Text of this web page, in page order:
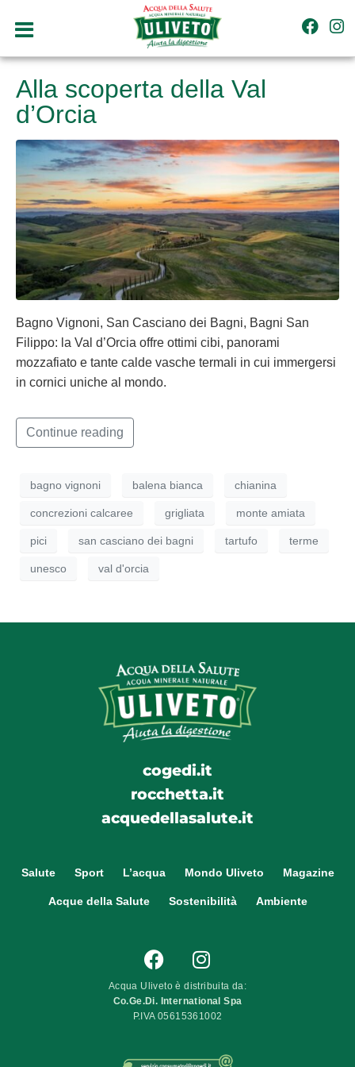
Alla scoperta della Val
d’Orcia
Bagno Vignoni, San Casciano dei Bagni, Bagni San
Filippo: la Val d’Orcia offre ottimi cibi, panorami
mozzafiato e tante calde vasche termali in cui immergersi
in cornici uniche al mondo.
Continue reading
bagno vignoni balena bianca chianina
concrezioni calcaree grigliata monte amiata
pici san casciano dei bagni tartufo terme
unesco val d'orcia
cogedi.it
rocchetta.it
acquedellasalute.it
Salute Sport L’acqua Mondo Uliveto Magazine
Acque della Salute Sostenibilità Ambiente
Acqua Uliveto è distribuita da:
Co.Ge.Di. International Spa
P.IVA 05615361002